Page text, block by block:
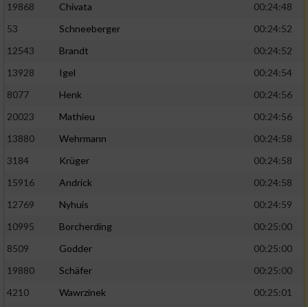
19868
Chivata
00:24:48
53
Schneeberger
00:24:52
12543
Brandt
00:24:52
13928
Igel
00:24:54
8077
Henk
00:24:56
20023
Mathieu
00:24:56
13880
Wehrmann
00:24:58
3184
Krüger
00:24:58
15916
Andrick
00:24:58
12769
Nyhuis
00:24:59
10995
Borcherding
00:25:00
8509
Godder
00:25:00
19880
Schäfer
00:25:00
4210
Wawrzinek
00:25:01